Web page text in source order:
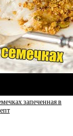
запеченная в